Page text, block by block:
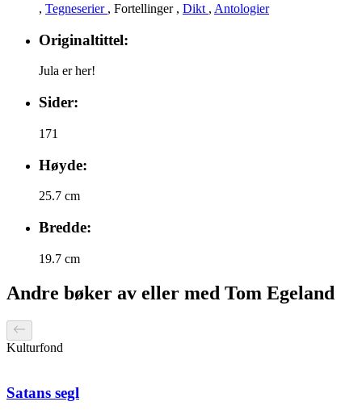
, Tegneserier , Fortellinger , Dikt , Antologier
Originaltittel:
Jula er her!
Sider:
171
Høyde:
25.7 cm
Bredde:
19.7 cm
Andre bøker av eller med Tom Egeland
Kulturfond
Satans segl